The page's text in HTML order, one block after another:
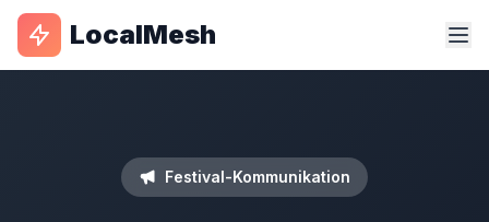
LocalMesh
Festival-Kommunikation